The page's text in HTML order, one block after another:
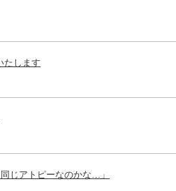
たします
じアトピーなのかな…」